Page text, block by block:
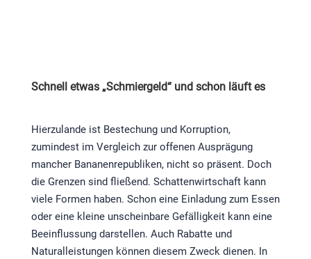
Schnell etwas „Schmiergeld“ und schon läuft es
Hierzulande ist Bestechung und Korruption,
zumindest im Vergleich zur offenen Ausprägung
mancher Bananenrepubliken, nicht so präsent. Doch
die Grenzen sind fließend. Schattenwirtschaft kann
viele Formen haben. Schon eine Einladung zum Essen
oder eine kleine unscheinbare Gefälligkeit kann eine
Beeinflussung darstellen. Auch Rabatte und
Naturalleistungen können diesem Zweck dienen. In